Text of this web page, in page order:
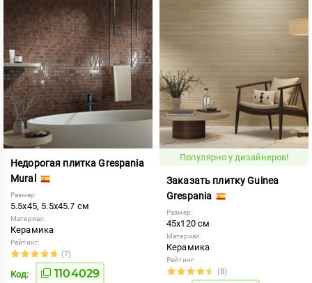
Недорогая плитка Grespania
Mural
Размер:
5.5x45, 5.5x45.7 см
Материал:
Керамика
Рейтинг:
(7)
Код: 1104029
Популярно у дизайнеров!
Заказать плитку Guinea
Grespania
Размер:
45x120 см
Материал:
Керамика
Рейтинг:
(8)